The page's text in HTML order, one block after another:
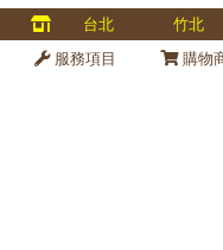
多國認證、專業金庫維修
台北 竹北
金庫維修保養
服務項目 線上
購物